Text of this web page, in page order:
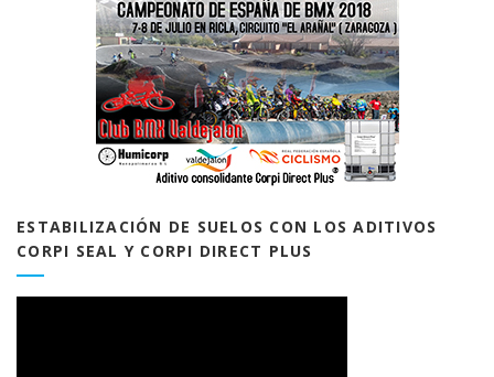
ESTABILIZACIÓN DE SUELOS CON LOS ADITIVOS
CORPI SEAL Y CORPI DIRECT PLUS